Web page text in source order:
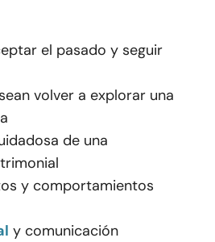
el pasado y seguir
volver a explorar una
de una
y comportamientos
y comunicación